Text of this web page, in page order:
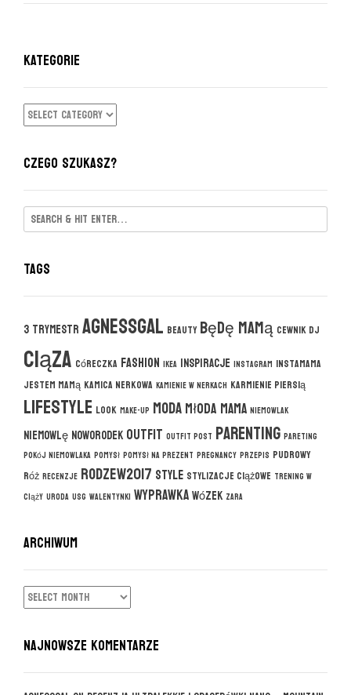
KATEGORIE
KATEGORIE
CZEGO SZUKASZ?
Tags
3 trymestragnessgal beauty będę mamą cewnik DJ
ciąza córeczka fashion ikea inspiracje instagram instamama
jestem mamą kamica nerkowa kamienie w nerkach karmienie piersią
lifestyle look make-up modamłoda mama niemowlak
niemowlęnoworodekoutfit outfit post parenting pareting
pokój niemowlaka pomysł pomysł na prezent pregnancy przepis pudrowy
róż recenzje rodzew2017 style stylizacje ciążowe trening w
ciąży uroda usg walentynki wyprawkawózek zara
ARCHIWUM
ARCHIWUM
NAJNOWSZE KOMENTARZE